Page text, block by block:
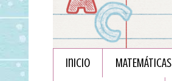
Inicio MATEMÁTICAS